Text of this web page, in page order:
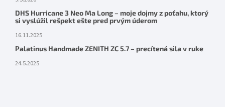
DHS Hurricane 3 Neo Ma Long – moje dojmy z poťahu, ktorý
si vyslúžil rešpekt ešte pred prvým úderom
16.11.2025
Palatinus Handmade ZENITH ZC 5.7 – precítená sila v ruke
24.5.2025